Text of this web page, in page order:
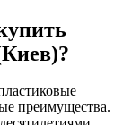
преимущества.